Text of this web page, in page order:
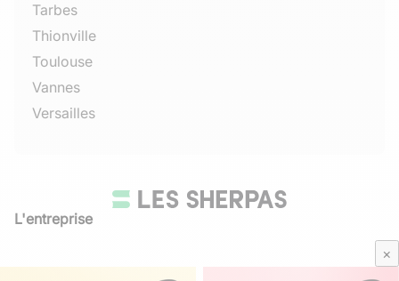
×
Tarbes
Thionville
Toulouse
Vannes
Versailles
L'entreprise